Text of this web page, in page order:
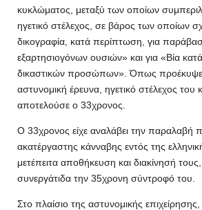
κυκλώματος, μεταξύ των οποίων
ηγετικό στέλεχος, σε βάρος των οποίων
δικογραφία, κατά περίπτωση, για
εξαρτησιογόνων ουσιών» και για «Βία
δικαστικών προσώπων». Όπως
αστυνομική έρευνα, ηγετικό στέλεχος του
αποτελούσε ο 33χρονος.
Ο 33χρονος είχε αναλάβει την παραλαβή
ακατέργαστης κάνναβης εντός της
μετέπειτα αποθήκευση και διακίνησή
συνεργάτιδα την 35χρονη σύντροφό του.
Στο πλαίσιο της αστυνομικής